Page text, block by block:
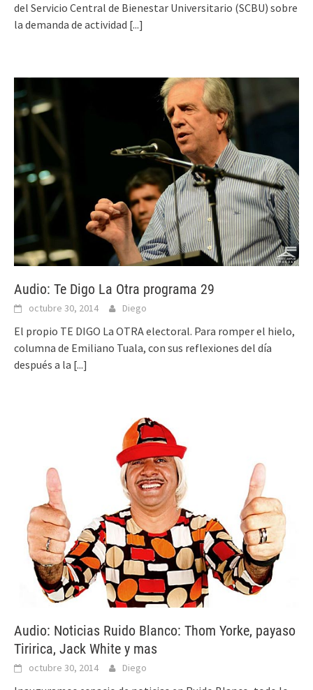
del Servicio Central de Bienestar Universitario (SCBU) sobre
la demanda de actividad [...]
Audio: Te Digo La Otra programa 29
octubre 30, 2014 Diego
El propio TE DIGO La OTRA electoral. Para romper el hielo,
columna de Emiliano Tuala, con sus reflexiones del día
después a la [...]
Audio: Noticias Ruido Blanco: Thom Yorke, payaso
Tiririca, Jack White y mas
octubre 30, 2014 Diego